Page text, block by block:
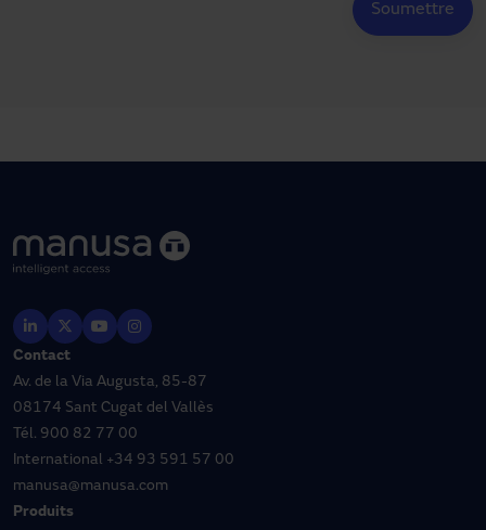
Contact
Av. de la Via Augusta, 85-87
08174 Sant Cugat del Vallès
Tél. 900 82 77 00
International +34 93 591 57 00
manusa@manusa.com
Produits